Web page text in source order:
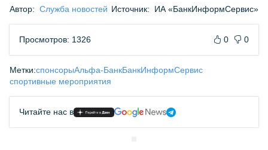
Автор: Служба новостей Источник: ИА «БанкИнформСервис»
Просмотров: 1326 0 0
Метки:спонсорыАльфа-БанкБанкИнформСервис
спортивные мероприятия
Читайте нас в